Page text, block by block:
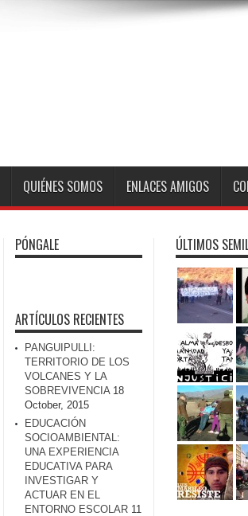
QUIÉNES SOMOS ENLACES AMIGOS
PÓNGALE
ARTÍCULOS RECIENTES
PANGUIPULLI:
TERRITORIO DE LOS
VOLCANES Y LA
SOBREVIVENCIA 18
October, 2015
EDUCACIÓN
SOCIOAMBIENTAL:
UNA EXPERIENCIA
EDUCATIVA PARA
INVESTIGAR Y
ACTUAR EN EL
ENTORNO ESCOLAR 11
ÚLTIMOS